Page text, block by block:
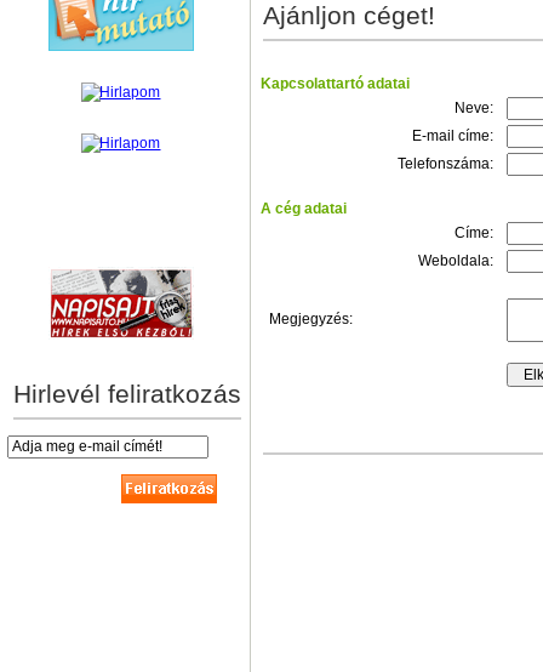
Hirlevél feliratkozás
Ajánljon céget!
Kapcsolattartó adatai
Neve:
E-mail címe:
Telefonszáma:
A cég adatai
Címe:
Weboldala:
Megjegyzés: